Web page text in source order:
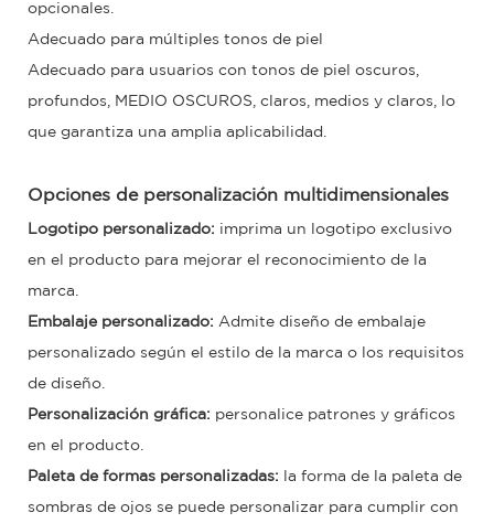
opcionales.
Adecuado para múltiples tonos de piel
Adecuado para usuarios con tonos de piel oscuros,
profundos, MEDIO OSCUROS, claros, medios y claros, lo
que garantiza una amplia aplicabilidad.
Opciones de personalización multidimensionales
Logotipo personalizado: imprima un logotipo exclusivo
en el producto para mejorar el reconocimiento de la
marca.
Embalaje personalizado: Admite diseño de embalaje
personalizado según el estilo de la marca o los requisitos
de diseño.
Personalización gráfica: personalice patrones y gráficos
en el producto.
Paleta de formas personalizadas: la forma de la paleta de
sombras de ojos se puede personalizar para cumplir con